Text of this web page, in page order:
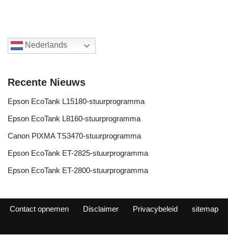
Nederlands
Recente Nieuws
Epson EcoTank L15180-stuurprogramma
Epson EcoTank L8160-stuurprogramma
Canon PIXMA TS3470-stuurprogramma
Epson EcoTank ET-2825-stuurprogramma
Epson EcoTank ET-2800-stuurprogramma
Contact opnemen Disclaimer Privacybeleid sitemap